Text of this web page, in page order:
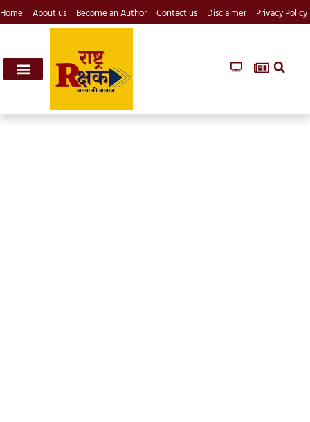
Home About us Become an Author Contact us Disclaimer Privacy Policy